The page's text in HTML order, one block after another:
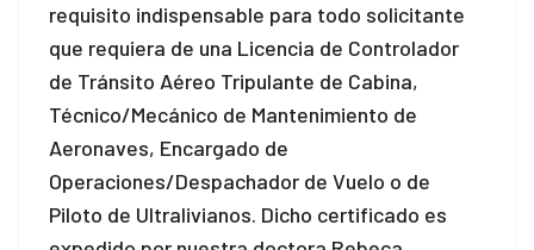
requisito indispensable para todo solicitante
que requiera de una Licencia de Controlador
de Tránsito Aéreo Tripulante de Cabina,
Técnico/Mecánico de Mantenimiento de
Aeronaves, Encargado de
Operaciones/Despachador de Vuelo o de
Piloto de Ultralivianos. Dicho certificado es